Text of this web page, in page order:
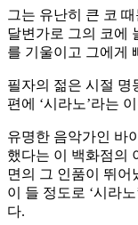
그는 유난히 큰 코
달변가로 그의 코에
를 기울이고 그에게
필자의 젊은 시절 명
편에 ‘시라노’라는
유명한 음악가인 바
했다는 이 백화점의
면의 그 인품이 뛰
이 들 정도로 ‘시라
다.